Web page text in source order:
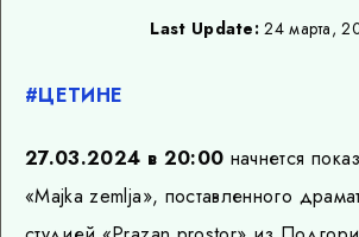
Last Update: 24 марта,
#ЦЕТИНЕ
27.03.2024 в 20:00 начнется
«Majka zemlja», поставленного